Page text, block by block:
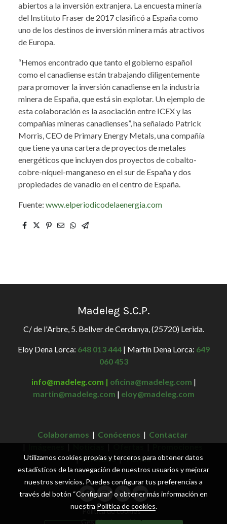
abiertos a la inversión extranjera. La encuesta minería
del Instituto Fraser de 2017 clasificó a España como
uno de los destinos de inversión minera más atractivos
de Europa.
“Hemos encontrado que tanto el gobierno español
como el canadiense están trabajando diligentemente
para promover la inversión canadiense en la industria
minera de España, que está sin explotar. Un ejemplo de
esta colaboración es la asociación entre ICEX y las
compañías mineras canadienses”, ha señalado Patrick
Morris, CEO de Primary Energy Metals, una compañía
que tiene ya una cartera de proyectos de metales
energéticos que incluyen dos proyectos de cobalto-
cobre-níquel-manganeso en el sur de España y dos
propiedades de vanadio en el centro de España.
Fuente: www.elperiodicodelaenergia.com
Madeleg S.C.P.
C/ de l'Arbre, 5. Bellver de Cerdanya, (25720) Lerida.
Eloy Dena Lorca: 648 013 444| Martín Dena Lorca: 649
060 453
info@madeleg.com | oficina@madeleg.com |
martin@madeleg.com | eloy@madeleg.com
Colaboramos | Conócenos | Contactar
| Servicios|Tienda
Política de cookies
Gestión de cookies
Utilizamos cookies propias y terceros para obtener datos
estadísticos de la navegación de nuestros usuarios y mejorar
nuestros servicios. Puedes configurar tus preferencias a
través del botón “Configurar” o obtener más información en
nuestra Política de cookies.